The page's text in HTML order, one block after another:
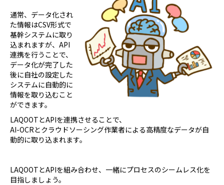
通常、データ化され
た情報はCSV形式で
基幹システムに取り
込まれますが、API
連携を行うことで、
データ化が完了した
後に自社の設定した
システムに自動的に
情報を取り込むこと
ができます。
LAQOOTとAPIを連携させることで、
AI-OCRとクラウドソーシング作業者による高精度なデータが自
動的に取り込まれます。
LAQOOTとAPIを組み合わせ、一緒にプロセスのシームレス化を
目指しましょう。